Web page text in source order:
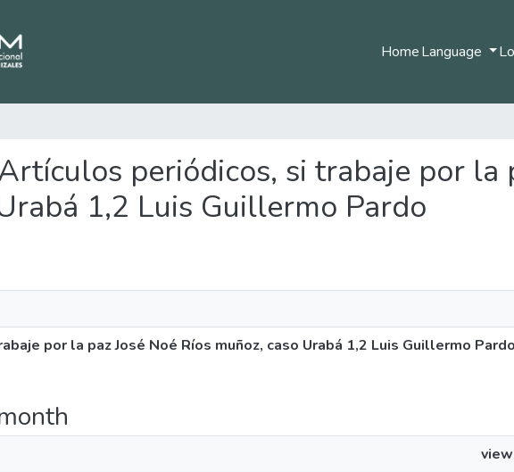
HomeLanguage
periódicos, si trabaje por la
1,2 Luis Guillermo Pardo
por la paz José Noé Ríos muñoz, caso Urabá 1,2 Luis Guillermo